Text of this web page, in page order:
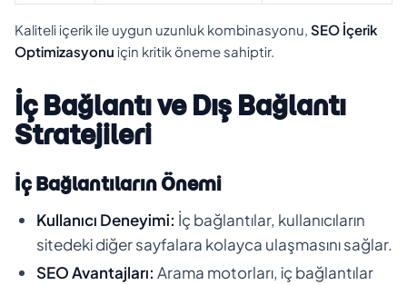
Kaliteli içerik ile uygun uzunluk kombinasyonu, SEO İçerik
Optimizasyonu için kritik öneme sahiptir.
İç Bağlantı ve Dış Bağlantı
Stratejileri
İç Bağlantıların Önemi
Kullanıcı Deneyimi: İç bağlantılar, kullanıcıların
sitedeki diğer sayfalara kolayca ulaşmasını sağlar.
SEO Avantajları: Arama motorları, iç bağlantılar